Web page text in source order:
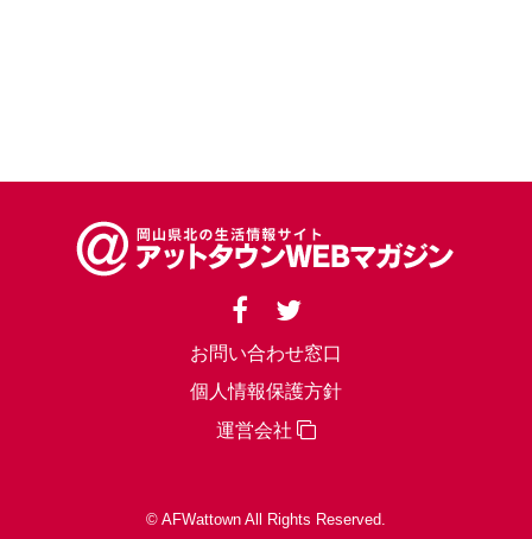
お問い合わせ窓口
個人情報保護方針
運営会社
© AFWattown All Rights Reserved.